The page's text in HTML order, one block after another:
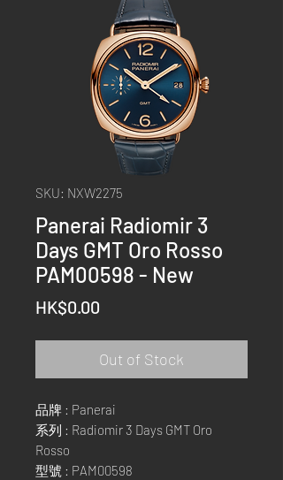
SKU: NXW2275
Panerai Radiomir 3
Days GMT Oro Rosso
PAM00598 - New
HK$0.00
Out of Stock
品牌 : Panerai
系列 : Radiomir 3 Days GMT Oro
Rosso
型號 : PAM00598